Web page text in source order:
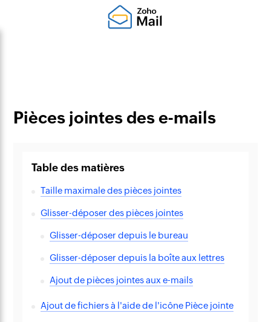
Pièces jointes des e-mails
Table des matières
Taille maximale des pièces jointes
Glisser-déposer des pièces jointes
Glisser-déposer depuis le bureau
Glisser-déposer depuis la boîte aux lettres
Ajout de pièces jointes aux e-mails
Ajout de fichiers à l'aide de l'icône Pièce jointe